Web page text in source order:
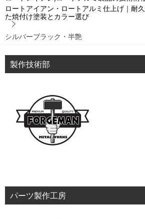
ロートアイアン・ロートアルミ仕上げ｜耐
た焼付け塗装とカラー選び
シルバーブラック・半艶
製作技術部
パーツ製作工房